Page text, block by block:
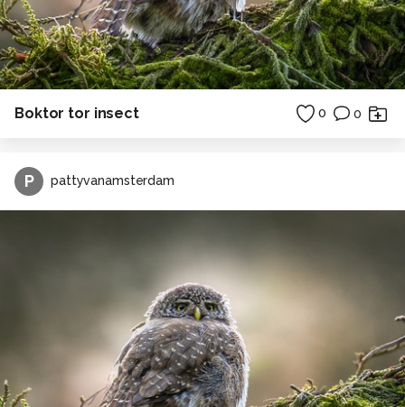
Boktor tor insect 0 0
P pattyvanamsterdam